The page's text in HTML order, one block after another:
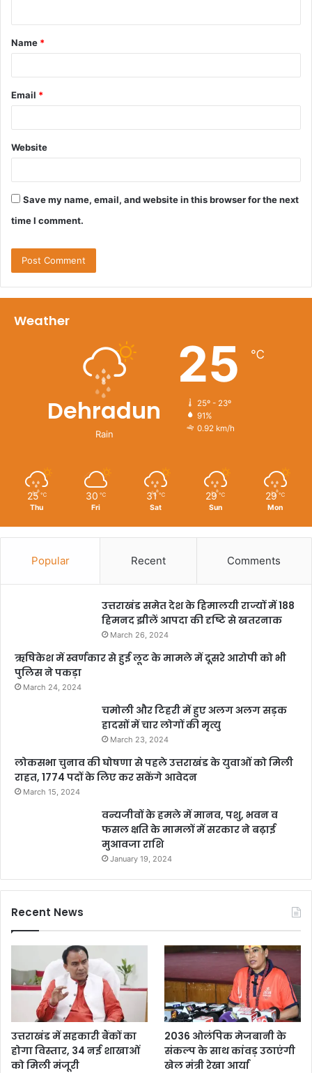
t
*
Name *
Email *
Website
Save my name, email, and website in this browser for the next
time I comment.
Weather
Dehradun
Rain
25 ℃
25º - 23º
91%
0.92 km/h
25 ℃
Thu
30 ℃
Fri
31 ℃
Sat
29 ℃
Sun
29 ℃
Mon
Popular Recent Comments
उत्तराखंड समेत देश के हिमालयी राज्यों में 188
हिमनद झीलें आपदा की दृष्टि से खतरनाक
March 26, 2024
ऋषिकेश में स्वर्णकार से हुई लूट के मामले में दूसरे आरोपी को भी
पुलिस ने पकड़ा
March 24, 2024
चमोली और टिहरी में हुए अलग अलग सड़क
हादसों में चार लोगों की मृत्यु
March 23, 2024
लोकसभा चुनाव की घोषणा से पहले उत्तराखंड के युवाओं को मिली
राहत, 1774 पदों के लिए कर सकेंगे आवेदन
March 15, 2024
वन्यजीवों के हमले में मानव, पशु, भवन व
फसल क्षति के मामलों में सरकार ने बढ़ाई
मुआवजा राशि
January 19, 2024
Recent News
उत्तराखंड में सहकारी बैंकों का
होगा विस्तार, 34 नई शाखाओं
को मिली मंजूरी
2036 ओलंपिक मेजबानी के
संकल्प के साथ कांवड़ उठाएंगी
खेल मंत्री रेखा आर्या